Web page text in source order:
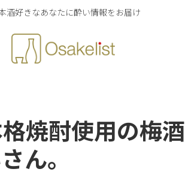
酒好きなあなたに酔い情報をお届け
焼酎使用の梅酒
ん。